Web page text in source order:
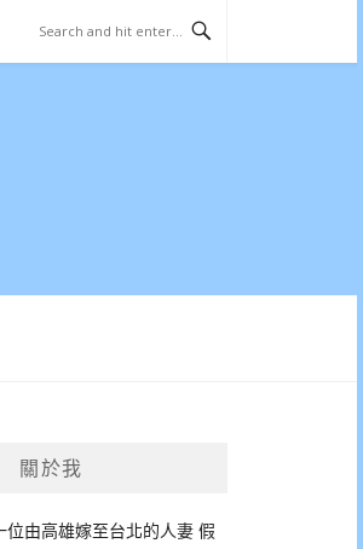
關於我
位由高雄嫁至台北的人妻 假